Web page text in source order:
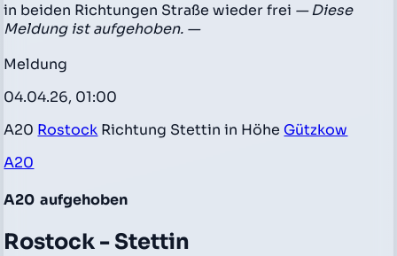
in beiden Richtungen Straße wieder frei — Diese
Meldung ist aufgehoben. —
Meldung
04.04.26, 01:00
A20 Rostock Richtung Stettin in Höhe Gützkow
A20
A20 aufgehoben
Rostock - Stettin